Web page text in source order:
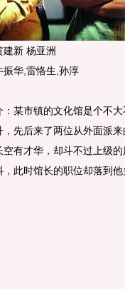
新 杨亚洲
华,雷恪生,孙淳
市镇的文化馆是个不大
，先后来了两位从外面派
空有才华，却斗不过上级
此时馆长的职位却落到他